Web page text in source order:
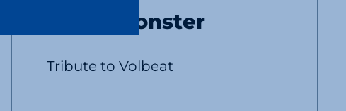
Rebel Monster
Tribute to Volbeat